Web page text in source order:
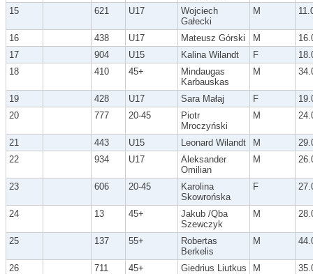
15 621 U17
Wojciech
Gałecki
M
16 438 U17 Mateusz Górski M
17
904 U15 Kalina Wilandt F
18
410 45+
Mindaugas
Karbauskas
M
19 428 U17 Sara Małaj F
20
777 20-45
Piotr
Mroczyński
M
21 443 U15 Leonard Wilandt M
22
934 U17
Aleksander
Omilian
M
23 606 20-45
Karolina
Skowrońska
F
24 13 45+
Jakub /Qba
Szewczyk
M
25 137 55+
Robertas
Berkelis
M
26 711 45+ Giedrius Liutkus M